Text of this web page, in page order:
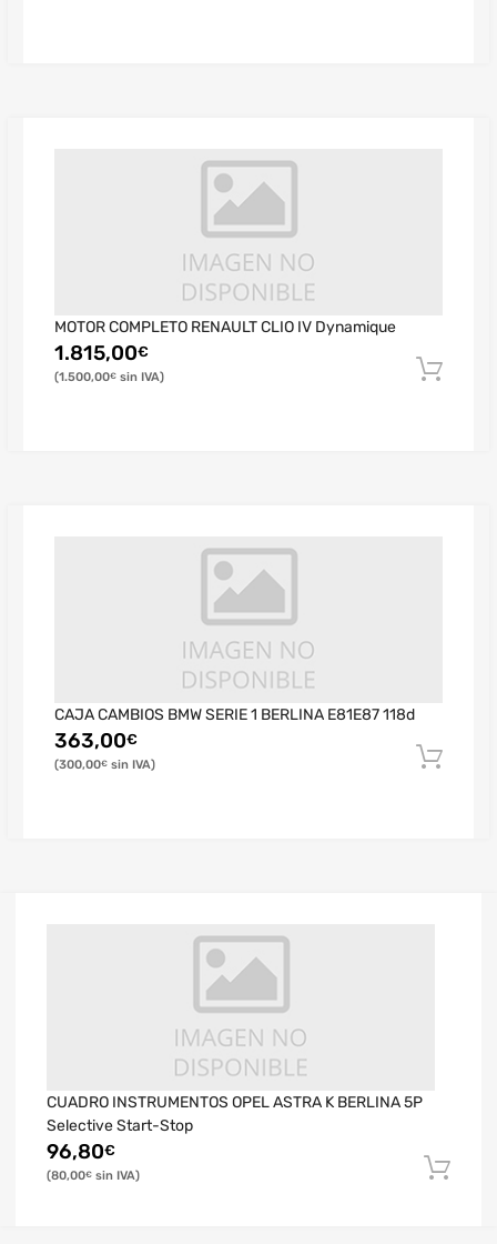
MOTOR COMPLETO RENAULT CLIO IV Dynamique
1.815,00€
1.500,00€
CAJA CAMBIOS BMW SERIE 1 BERLINA E81E87 118d
363,00€
300,00€
CUADRO INSTRUMENTOS OPEL ASTRA K BERLINA 5P
Selective Start-Stop
96,80€
80,00€